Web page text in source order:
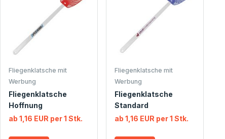
Fliegenklatsche mit
Werbung
Fliegenklatsche
Hoffnung
ab 1,16 EUR per 1 Stk.
Fliegenklatsche mit
Werbung
Fliegenklatsche
Standard
ab 1,16 EUR per 1 Stk.